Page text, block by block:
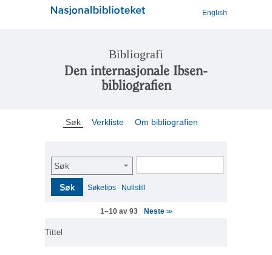
English
Bibliografi
Den internasjonale Ibsen-
bibliografien
Søk Verkliste Om bibliografien
Søk
Søk Søketips Nullstill
1–10 av 93 Neste>>
Tittel